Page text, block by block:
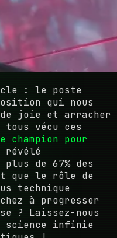
: le poste
qui nous
joie et arracher
tous vécu ces
champion pour
révélé
de 67% des
que le rôle de
technique
à progresser
? Laissez-nous
science infinie